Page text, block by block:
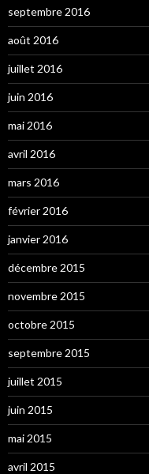
septembre 2016
août 2016
juillet 2016
juin 2016
mai 2016
avril 2016
mars 2016
février 2016
janvier 2016
décembre 2015
novembre 2015
octobre 2015
septembre 2015
juillet 2015
juin 2015
mai 2015
avril 2015